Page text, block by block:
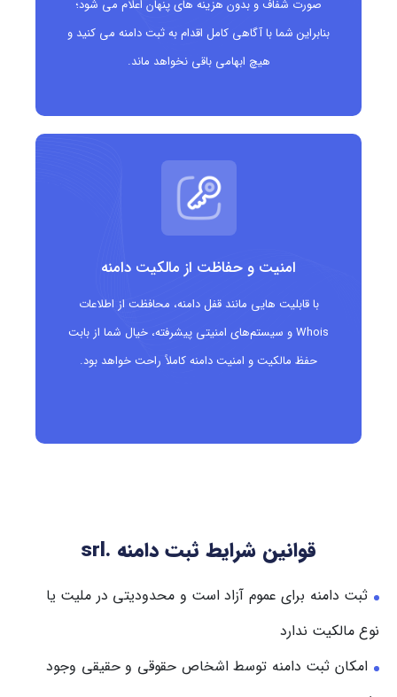
برندهای معتبر که می خواهند دامنه خود را متناسب با
ساختار حقوقی ثبت کنند
صورت شفاف و بدون هزینه های پنهان اعلام می شود؛
بنابراین شما با آگاهی کامل اقدام به ثبت دامنه می کنید و
هیچ ابهامی باقی نخواهد ماند.
امنیت و حفاظت از مالکیت دامنه
با قابلیت هایی مانند قفل دامنه، محافظت از اطلاعات
Whois و سیستم‌های امنیتی پیشرفته، خیال شما از بابت
حفظ مالکیت و امنیت دامنه کاملاً راحت خواهد بود.
قوانین شرایط ثبت دامنه .srl
ثبت دامنه برای عموم آزاد است و محدودیتی در ملیت یا
نوع مالکیت ندارد
امکان ثبت دامنه توسط اشخاص حقوقی و حقیقی وجود